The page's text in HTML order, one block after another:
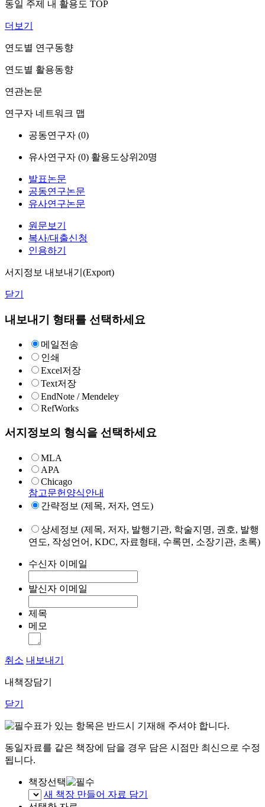
동일 주제 내 활용도 TOP
더보기
연도별 연구동향
연도별 활용동향
연관논문
연구자 네트워크 맵
공동연구자 (0)
유사연구자 (0) 활용도상위20명
발표논문
공동연구논문
유사연구논문
원문보기
복사/대출신청
인용하기
서지정보 내보내기(Export)
닫기
내보내기 형태를 선택하세요
메일전송
인쇄
Excel저장
Text저장
EndNote / Mendeley
RefWorks
서지정보의 형식을 선택하세요
MLA
APA
Chicago
참고문헌양식안내
간략정보 (제목, 저자, 연도)
상세정보 (제목, 저자, 발행기관, 학술지명, 권호, 발행
연도, 작성언어, KDC, 자료형태, 수록면, 소장기관, 초록)
수신자 이메일
발신자 이메일
제목
메모
취소 내보내기
내책장담기
닫기
표가 있는 항목은 반드시 기재해 주셔야 합니다.
동일자료를 같은 책장에 담을 경우 담은 시점만 최신으로 수정
됩니다.
책장선택
새 책장 만들어 자료 담기